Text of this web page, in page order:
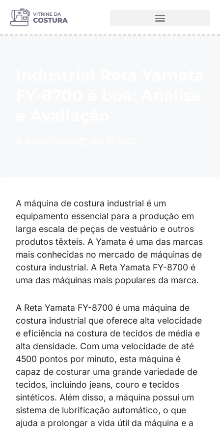
A máquina de costura industrial é um
equipamento essencial para a produção em
larga escala de peças de vestuário e outros
produtos têxteis. A Yamata é uma das marcas
mais conhecidas no mercado de máquinas de
costura industrial. A Reta Yamata FY-8700 é
uma das máquinas mais populares da marca.
A Reta Yamata FY-8700 é uma máquina de
costura industrial que oferece alta velocidade
e eficiência na costura de tecidos de média e
alta densidade. Com uma velocidade de até
4500 pontos por minuto, esta máquina é
capaz de costurar uma grande variedade de
tecidos, incluindo jeans, couro e tecidos
sintéticos. Além disso, a máquina possui um
sistema de lubrificação automático, o que
ajuda a prolongar a vida útil da máquina e a